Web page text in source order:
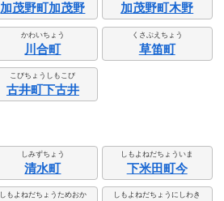
加茂野町加茂野 加茂野町木野
かわいちょう
川合町
くさぶえちょう
草笛町
こびちょうしもこび
古井町下古井
しみずちょう
清水町
しもよねだちょういま
下米田町今
しもよねだちょうためおか しもよねだちょうにしわき